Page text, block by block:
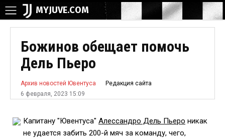
MYJUVE.COM
Божинов обещает помочь
Дель Пьеро
Архив новостей Ювентуса
Редакция сайта
6 февраля, 2023 15:09
Капитану "Ювентуса" Алессандро Дель Пьеро никак
не удается забить 200-й мяч за команду, чего,